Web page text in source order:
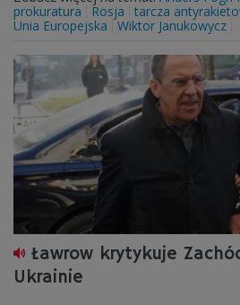
prokuratura
Rosja tarcza
Unia Europejska
Wiktor Janukowycz
Ławrow krytykuje
Ukrainie